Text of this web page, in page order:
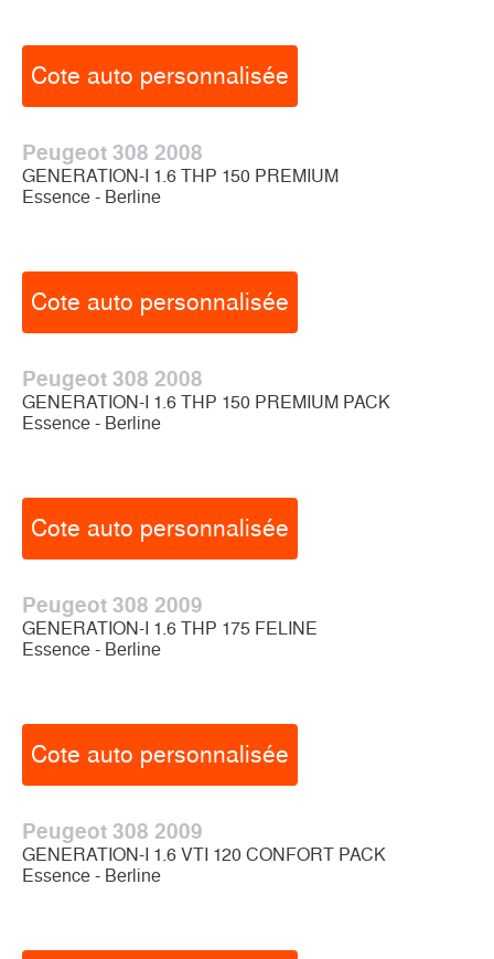
Cote auto personnalisée
Peugeot 308 2008
GENERATION-I 1.6 THP 150 PREMIUM
Essence - Berline
Cote auto personnalisée
Peugeot 308 2008
GENERATION-I 1.6 THP 150 PREMIUM PACK
Essence - Berline
Cote auto personnalisée
Peugeot 308 2009
GENERATION-I 1.6 THP 175 FELINE
Essence - Berline
Cote auto personnalisée
Peugeot 308 2009
GENERATION-I 1.6 VTI 120 CONFORT PACK
Essence - Berline